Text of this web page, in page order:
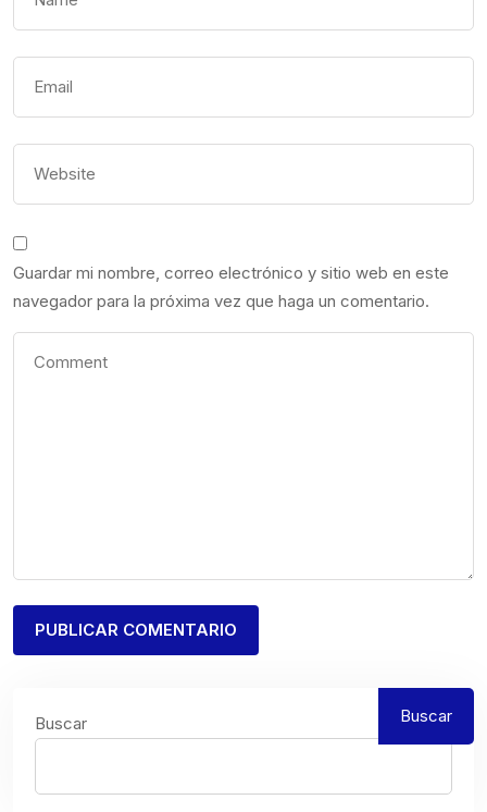
Guardar mi nombre, correo electrónico y sitio web en este
navegador para la próxima vez que haga un comentario.
Buscar Buscar